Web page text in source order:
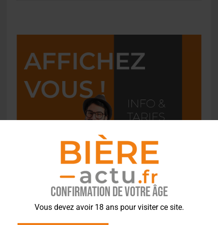
Confirmation de votre âge
Vous devez avoir 18 ans pour visiter ce site.